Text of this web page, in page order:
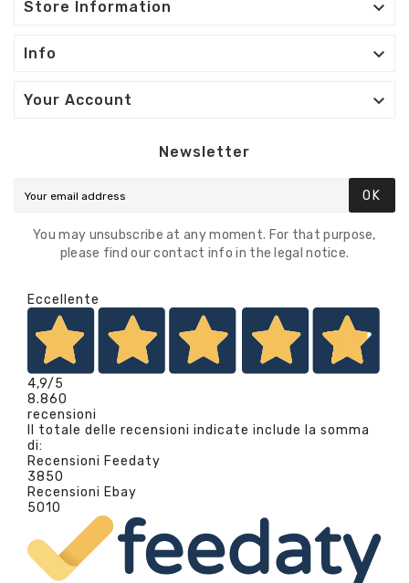
Store Information 
Info 
Your Account 
Newsletter
OK
You may unsubscribe at any moment. For that purpose,
please find our contact info in the legal notice.
Eccellente
4,9/5
8.860
recensioni
Il totale delle recensioni indicate include la somma
di:
Recensioni Feedaty
3850
Recensioni Ebay
5010